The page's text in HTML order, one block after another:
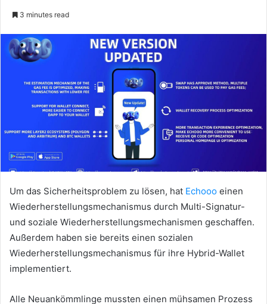
3 minutes read
Um das Sicherheitsproblem zu lösen, hat Echooo einen
Wiederherstellungsmechanismus durch Multi-Signatur-
und soziale Wiederherstellungsmechanismen geschaffen.
Außerdem haben sie bereits einen sozialen
Wiederherstellungsmechanismus für ihre Hybrid-Wallet
implementiert.
Alle Neuankömmlinge mussten einen mühsamen Prozess